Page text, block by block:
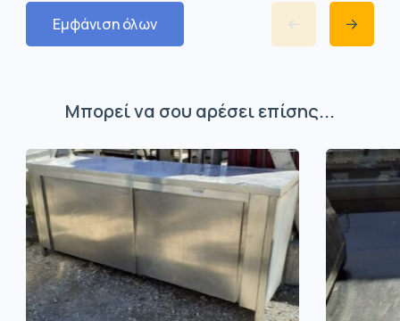
Εμφάνιση όλων
Μπορεί να σου αρέσει επίσης...